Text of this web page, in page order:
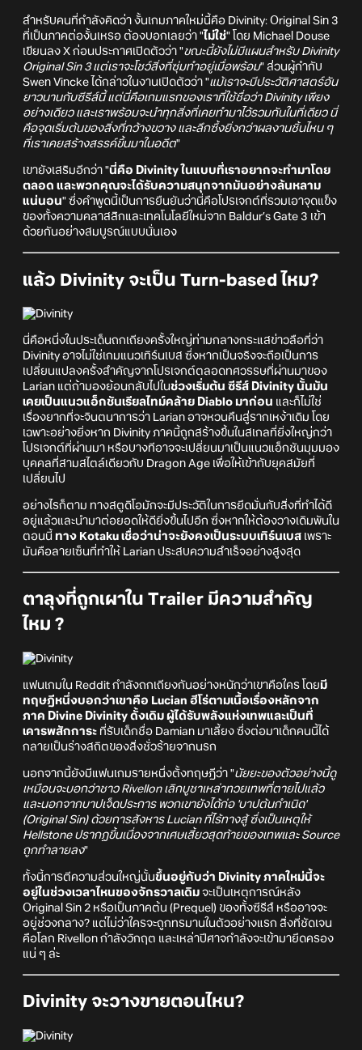
สำหรับคนที่กำลังคิดว่า งั้นเกมภาคใหม่นี้คือ Divinity: Original Sin 3
ที่เป็นภาคต่องั้นเหรอ ต้องบอกเลยว่า "ไม่ใช่" โดย Michael Douse
เขียนลง X ก่อนประกาศเปิดตัวว่า "ขณะนี้ยังไม่มีแผนสำหรับ Divinity
Original Sin 3 แต่เราจะโชว์สิ่งที่ซุ่มทำอยู่เมื่อพร้อม" ส่วนผู้กำกับ
Swen Vincke ได้กล่าวในงานเปิดตัวว่า "แม้เราจะมีประวัติศาสตร์อัน
ยาวนานกับซีรีส์นี้ แต่นี่คือเกมแรกของเราที่ใช้ชื่อว่า Divinity เพียง
อย่างเดียว และเราพร้อมจะนำทุกสิ่งที่เคยทำมาไว้รวมกันในที่เดียว นี่
คือจุดเริ่มต้นของสิ่งที่กว้างขวาง และลึกซึ้งยิ่งกว่าผลงานชิ้นไหน ๆ
ที่เราเคยสร้างสรรค์ขึ้นมาในอดีต"
เขายังเสริมอีกว่า "นี่คือ Divinity ในแบบที่เราอยากจะทำมาโดย
ตลอด และพวกคุณจะได้รับความสนุกจากมันอย่างล้นหลาม
แน่นอน" ซึ่งคำพูดนี้เป็นการยืนยันว่านี่คือโปรเจกต์ที่รวมเอาจุดแข็ง
ของทั้งความคลาสสิกและเทคโนโลยีใหม่จาก Baldur’s Gate 3 เข้า
ด้วยกันอย่างสมบูรณ์แบบนั่นเอง
แล้ว Divinity จะเป็น Turn-based ไหม?
นี่คือหนึ่งในประเด็นถกเถียงครั้งใหญ่ท่ามกลางกระแสข่าวลือที่ว่า
Divinity อาจไม่ใช่เกมแนวเทิร์นเบส ซึ่งหากเป็นจริงจะถือเป็นการ
เปลี่ยนแปลงครั้งสำคัญจากโปรเจกต์ตลอดทศวรรษที่ผ่านมาของ
Larian แต่ถ้ามองย้อนกลับไปในช่วงเริ่มต้น ซีรีส์ Divinity นั้นมัน
เคยเป็นแนวแอ็กชันเรียลไทม์คล้าย Diablo มาก่อน และก็ไม่ใช่
เรื่องยากที่จะจินตนาการว่า Larian อาจหวนคืนสู่รากเหง้าเดิม โดย
เฉพาะอย่างยิ่งหาก Divinity ภาคนี้ถูกสร้างขึ้นในสเกลที่ยิ่งใหญ่กว่า
โปรเจกต์ที่ผ่านมา หรือบางทีอาจจะเปลี่ยนมาเป็นแนวแอ็กชันมุมมอง
บุคคลที่สามสไตล์เดียวกับ Dragon Age เพื่อให้เข้ากับยุคสมัยที่
เปลี่ยนไป
อย่างไรก็ตาม ทางสตูดิโอมักจะมีประวัติในการยึดมั่นกับสิ่งที่ทำได้ดี
อยู่แล้วและนำมาต่อยอดให้ดียิ่งขึ้นไปอีก ซึ่งหากให้ต้องวางเดิมพันใน
ตอนนี้ ทาง Kotaku เชื่อว่าน่าจะยังคงเป็นระบบเทิร์นเบส เพราะ
มันคือลายเซ็นที่ทำให้ Larian ประสบความสำเร็จอย่างสูงสุด
ตาลุงที่ถูกเผาใน Trailer มีความสำคัญ
ไหม ?
แฟนเกมใน Reddit กำลังถกเถียงกันอย่างหนักว่าเขาคือใคร โดยมี
ทฤษฎีหนึ่งบอกว่าเขาคือ Lucian ฮีโร่ตามเนื้อเรื่องหลักจาก
ภาค Divine Divinity ดั้งเดิม ผู้ได้รับพลังแห่งเทพและเป็นที่
เคารพสักการะ ที่รับเด็กชื่อ Damian มาเลี้ยง ซึ่งต่อมาเด็กคนนี้ได้
กลายเป็นร่างสถิตของสิ่งชั่วร้ายจากนรก
นอกจากนี้ยังมีแฟนเกมรายหนึ่งตั้งทฤษฎีว่า "นัยยะของตัวอย่างนี้ดู
เหมือนจะบอกว่าชาว Rivellon เลิกบูชาเหล่าทวยเทพที่ตายไปแล้ว
และนอกจากบาปเจ็ดประการ พวกเขายังได้ก่อ 'บาปต้นกำเนิด'
(Original Sin) ด้วยการสังหาร Lucian ที่ไร้ทางสู้ ซึ่งเป็นเหตุให้
Hellstone ปรากฏขึ้นเนื่องจากเศษเสี้ยวสุดท้ายของเทพและ Source
ถูกทำลายลง"
ทั้งนี้การตีความส่วนใหญ่นั้นขึ้นอยู่กับว่า Divinity ภาคใหม่นี้จะ
อยู่ในช่วงเวลาไหนของจักรวาลเดิม จะเป็นเหตุการณ์หลัง
Original Sin 2 หรือเป็นภาคต้น (Prequel) ของทั้งซีรีส์ หรืออาจจะ
อยู่ช่วงกลาง? แต่ไม่ว่าใครจะถูกทรมานในตัวอย่างแรก สิ่งที่ชัดเจน
คือโลก Rivellon กำลังวิกฤต และเหล่าปีศาจกำลังจะเข้ามายึดครอง
แน่ ๆ ล่ะ
Divinity จะวางขายตอนไหน?